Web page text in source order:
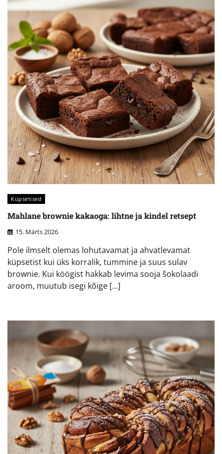
Küpsetised
Mahlane brownie kakaoga: lihtne ja kindel retsept
15. Märts 2026
Pole ilmselt olemas lohutavamat ja ahvatlevamat
küpsetist kui üks korralik, tummine ja suus sulav
brownie. Kui köögist hakkab levima sooja šokolaadi
aroom, muutub isegi kõige […]